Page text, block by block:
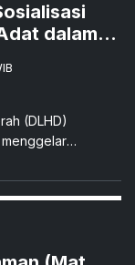
dalam
(DLHD)
dan
Kabupaten
di aula
1 September